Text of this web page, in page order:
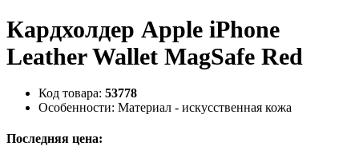
Кардхолдер Apple iPhone
Leather Wallet MagSafe Red
Код товара: 53778
Особенности: Материал - искусственная кожа
Последняя цена: